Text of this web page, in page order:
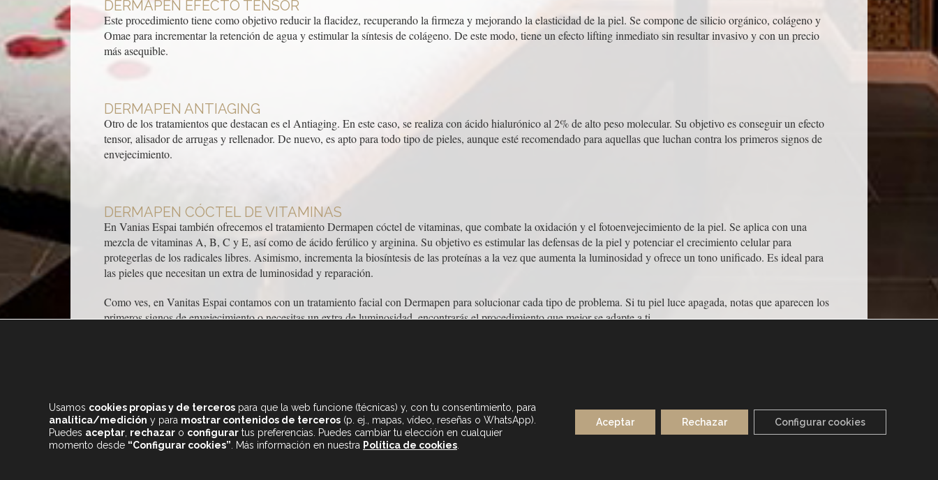
DERMAPEN EFECTO TENSOR
Este procedimiento tiene como objetivo reducir la flacidez, recuperando la firmeza y mejorando la elasticidad de la piel. Se compone de silicio orgánico, colágeno y
Omae para incrementar la retención de agua y estimular la síntesis de colágeno. De este modo, tiene un efecto lifting inmediato sin resultar invasivo y con un precio
más asequible.
DERMAPEN ANTIAGING
Otro de los tratamientos que destacan es el Antiaging. En este caso, se realiza con ácido hialurónico al 2% de alto peso molecular. Su objetivo es conseguir un efecto
tensor, alisador de arrugas y rellenador. De nuevo, es apto para todo tipo de pieles, aunque esté recomendado para aquellas que luchan contra los primeros signos de
envejecimiento.
DERMAPEN CÓCTEL DE VITAMINAS
En Vanias Espai también ofrecemos el tratamiento Dermapen cóctel de vitaminas, que combate la oxidación y el fotoenvejecimiento de la piel. Se aplica con una
mezcla de vitaminas A, B, C y E, así como de ácido ferúlico y arginina. Su objetivo es estimular las defensas de la piel y potenciar el crecimiento celular para
protegerlas de los radicales libres. Asimismo, incrementa la biosíntesis de las proteínas a la vez que aumenta la luminosidad y ofrece un tono unificado. Es ideal para
las pieles que necesitan un extra de luminosidad y reparación.
Como ves, en Vanitas Espai contamos con un tratamiento facial con Dermapen para solucionar cada tipo de problema. Si tu piel luce apagada, notas que aparecen los
primeros signos de envejecimiento o necesitas un extra de luminosidad, encontrarás el procedimiento que mejor se adapte a ti.
+34 933 682 555
LUNES A SÁBADO
Usamos cookies propias y de terceros para que la web funcione (técnicas) y, con tu consentimiento, para
analítica/medición y para mostrar contenidos de terceros (p. ej., mapas, vídeo, reseñas o WhatsApp).
Puedes aceptar rechazar o configurar tus preferencias. Puedes cambiar tu elección en cualquier
momento desde “Configurar cookies” . Más información en nuestra Política de cookies
Aceptar Rechazar Configurar cookies